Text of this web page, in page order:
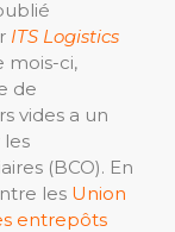
ITS Logistics
mois-ci,
de
vides a un
(BCO). En
les Union
entrepôts